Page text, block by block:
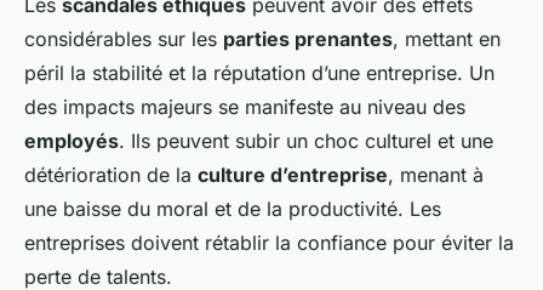
considérables sur les parties prenantes, mettant en
péril la stabilité et la réputation d’une entreprise. Un
des impacts majeurs se manifeste au niveau des
employés. Ils peuvent subir un choc culturel et une
détérioration de la culture d’entreprise, menant à
une baisse du moral et de la productivité. Les
entreprises doivent rétablir la confiance pour éviter la
perte de talents.